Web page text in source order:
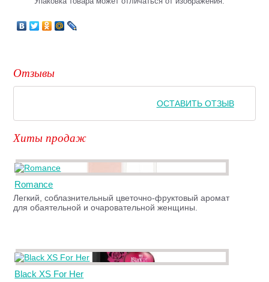
Отзывы
ОСТАВИТЬ ОТЗЫВ
Хиты продаж
Romance
Легкий, соблазнительный цветочно-фруктовый аромат
для обаятельной и очаровательной женщины.
Black XS For Her